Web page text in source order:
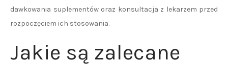
dawkowania suplementów oraz konsultacja z lekarzem przed
rozpoczęciem ich stosowania.
Jakie są zalecane